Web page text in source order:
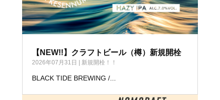
【NEW!!】クラフトビール（樽）新規開栓
2026年07月31日 | 新規開栓！！
BLACK TIDE BREWING /...